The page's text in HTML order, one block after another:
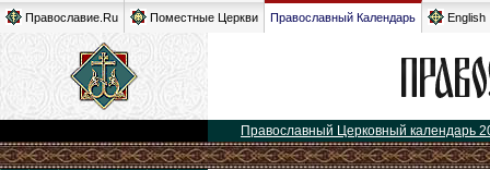
Православие.Ru Поместные Церкви Православный Календарь English
Православный Церковный календарь